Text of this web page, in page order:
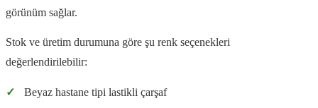
görünüm sağlar.
Stok ve üretim durumuna göre şu renk seçenekleri
değerlendirilebilir:
✓
Beyaz hastane tipi lastikli çarşaf